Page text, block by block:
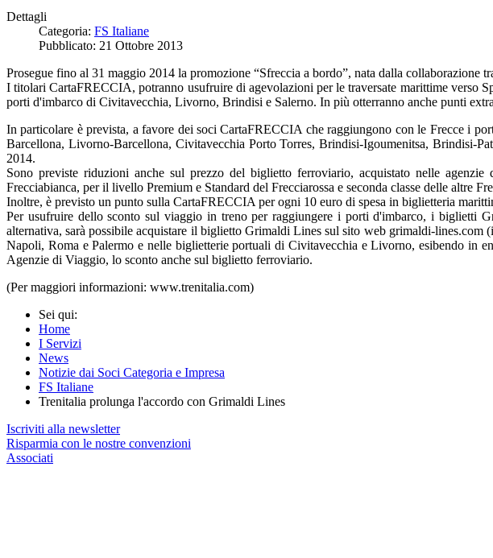
Dettagli
Categoria: FS Italiane
Pubblicato: 21 Ottobre 2013
Prosegue fino al 31 maggio 2014 la promozione “Sfreccia a bordo”, nata dalla
I titolari CartaFRECCIA, potranno usufruire di agevolazioni per le traversate marittime verso
porti d'imbarco di Civitavecchia, Livorno, Brindisi e Salerno. In più otterranno anche punti
In particolare è prevista, a favore dei soci CartaFRECCIA che raggiungono con le Frecce i
Barcellona, Livorno-Barcellona, Civitavecchia Porto Torres, Brindisi-Igoumenitsa, Brindisi-
2014.
Sono previste riduzioni anche sul prezzo del biglietto ferroviario, acquistato nelle
Frecciabianca, per il livello Premium e Standard del Frecciarossa e seconda classe delle
Inoltre, è previsto un punto sulla CartaFRECCIA per ogni 10 euro di spesa in biglietteria
Per usufruire dello sconto sul viaggio in treno per raggiungere i porti d'imbarco, i biglietti
alternativa, sarà possibile acquistare il biglietto Grimaldi Lines sul sito web grimaldi-
Napoli, Roma e Palermo e nelle biglietterie portuali di Civitavecchia e Livorno, esibendo in
Agenzie di Viaggio, lo sconto anche sul biglietto ferroviario.
(Per maggiori informazioni: www.trenitalia.com)
Sei qui:
Home
I Servizi
News
Notizie dai Soci Categoria e Impresa
FS Italiane
Trenitalia prolunga l'accordo con Grimaldi Lines
Iscriviti alla newsletter
Risparmia con le nostre convenzioni
Associati